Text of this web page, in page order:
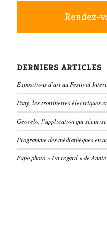
Rendez-
DERNIERS ARTICLES
Expositions d’art au Festival
Pony, les trottinettes électriques
Geovelo, l’application qui
Programme des médiathèques en
Expo photo « Un regard » de